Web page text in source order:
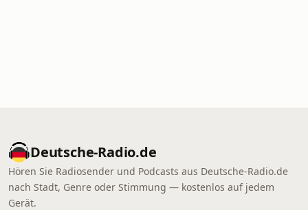
Deutsche-Radio.de
Hören Sie Radiosender und Podcasts aus Deutsche-Radio.de
nach Stadt, Genre oder Stimmung — kostenlos auf jedem
Gerät.